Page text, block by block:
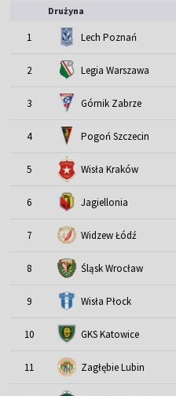
Drużyna
1 Lech Poznań
2 Legia Warszawa
3 Górnik Zabrze
4 Pogoń Szczecin
5 Wisła Kraków
6 Jagiellonia
7 Widzew Łódź
8 Śląsk Wrocław
9 Wisła Płock
10 GKS Katowice
11 Zagłębie Lubin